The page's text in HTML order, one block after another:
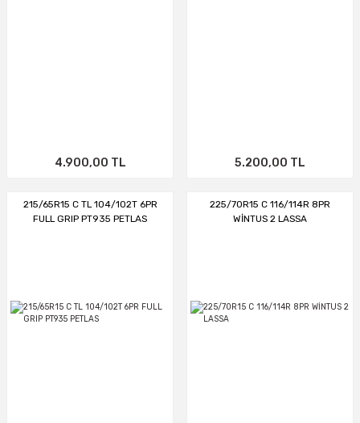
4.900,00 TL 5.200,00 TL
215/65R15 C TL 104/102T 6PR
FULL GRIP PT935 PETLAS
225/70R15 C 116/114R 8PR
WİNTUS 2 LASSA